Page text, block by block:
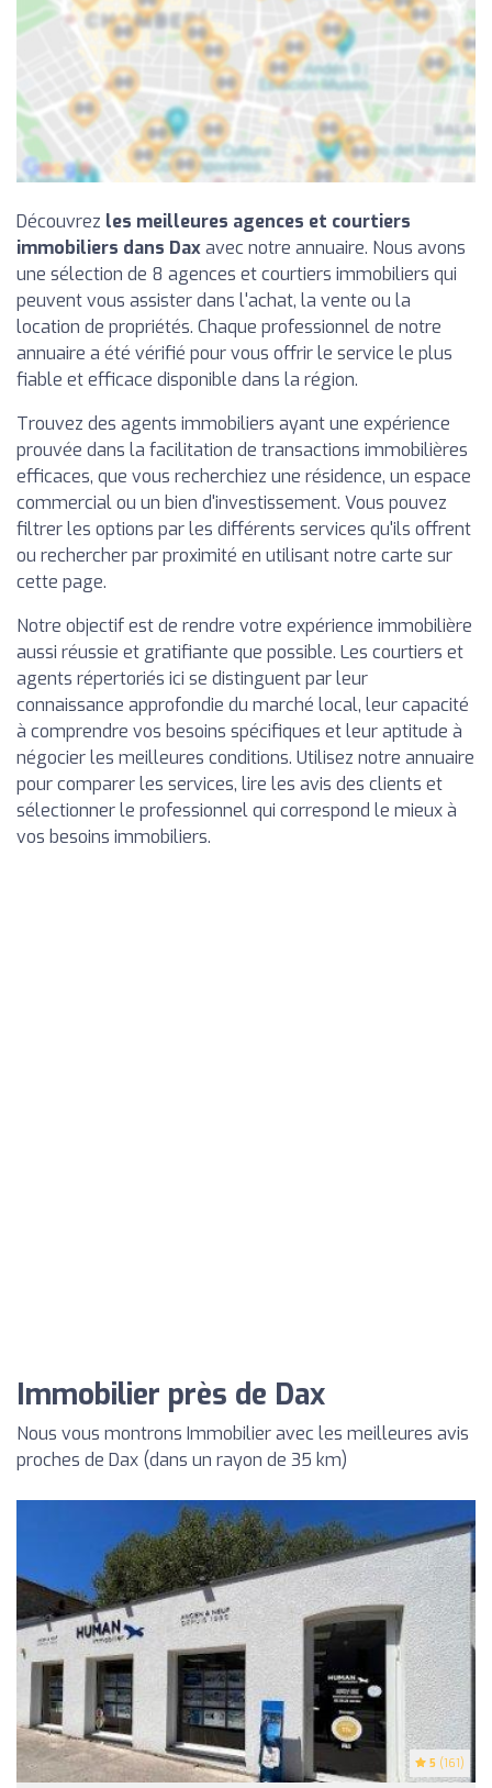
Découvrez les meilleures agences et courtiers
immobiliers dans Daxavec notre annuaire. Nous avons
une sélection de 8 agences et courtiers immobiliers qui
peuvent vous assister dans l'achat, la vente ou la
location de propriétés. Chaque professionnel de notre
annuaire a été vérifié pour vous offrir le service le plus
fiable et efficace disponible dans la région.
Trouvez des agents immobiliers ayant une expérience
prouvée dans la facilitation de transactions immobilières
efficaces, que vous recherchiez une résidence, un espace
commercial ou un bien d'investissement. Vous pouvez
filtrer les options par les différents services qu'ils offrent
ou rechercher par proximité en utilisant notre carte sur
cette page.
Notre objectif est de rendre votre expérience immobilière
aussi réussie et gratifiante que possible. Les courtiers et
agents répertoriés ici se distinguent par leur
connaissance approfondie du marché local, leur capacité
à comprendre vos besoins spécifiques et leur aptitude à
négocier les meilleures conditions. Utilisez notre annuaire
pour comparer les services, lire les avis des clients et
sélectionner le professionnel qui correspond le mieux à
vos besoins immobiliers.
Immobilier près de Dax
Nous vous montrons Immobilier avec les meilleures avis
proches de Dax (dans un rayon de 35 km)
5 (161)